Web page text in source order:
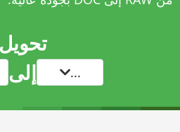
تحويل
... إلى